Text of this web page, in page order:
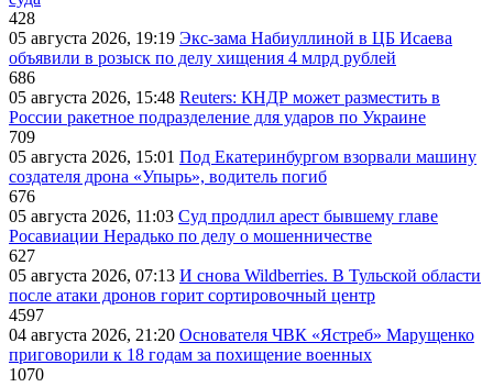
428
05 августа 2026, 19:19 Экс-зама Набиуллиной в ЦБ Исаева
объявили в розыск по делу хищения 4 млрд рублей
686
05 августа 2026, 15:48 Reuters: КНДР может разместить в
России ракетное подразделение для ударов по Украине
709
05 августа 2026, 15:01 Под Екатеринбургом взорвали машину
создателя дрона «Упырь», водитель погиб
676
05 августа 2026, 11:03 Суд продлил арест бывшему главе
Росавиации Нерадько по делу о мошенничестве
627
05 августа 2026, 07:13 И снова Wildberries. В Тульской области
после атаки дронов горит сортировочный центр
4597
04 августа 2026, 21:20 Основателя ЧВК «Ястреб» Марущенко
приговорили к 18 годам за похищение военных
1070